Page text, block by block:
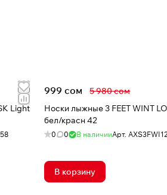
Light
999 сом
5 980 сом
Носки лыжные 3 FEET WINT
бел/красн 42
0 0 В наличииАрт.
В корзину